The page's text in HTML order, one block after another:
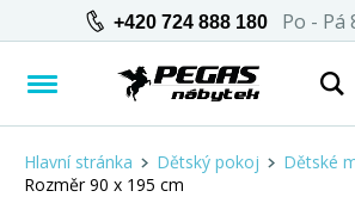
+420 724 888 180 Po - Pá
Hlavní stránka Dětský pokoj
Dětské
Rozměr 90 x 195 cm